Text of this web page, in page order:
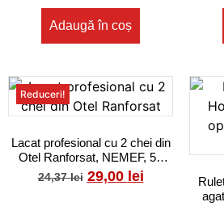
Adaugă în coș
Reduceri!
Lacat profesional cu 2 chei din
Otel Ranforsat, NEMEF, 50
mm
24,37lei 29,00 lei